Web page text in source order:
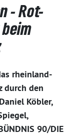
- Rot-
rheinland-
durch den
Köbler,
90/DIE